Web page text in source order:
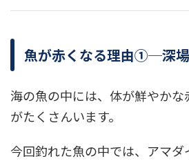
魚が赤くなる理由①─深場
海の魚の中には、体が鮮やか
がたくさんいます。
今回釣れた魚の中では、アマ